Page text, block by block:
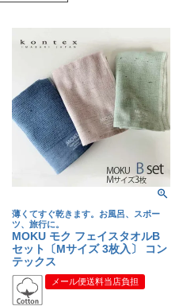
薄くてすぐ乾きます。お風呂、スポー
ツ、旅行に。
MOKU モク フェイスタオルB
セット〔Mサイズ 3枚入〕 コン
テックス
メール便送料当店負担